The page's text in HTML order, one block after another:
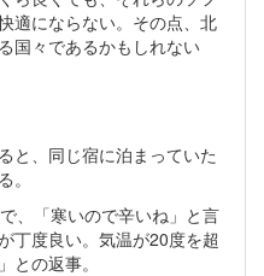
適にならない。その点、北
国々であるかもしれない
と、同じ宿に泊まっていた
。
、「寒いので辛いね」と言
丁度良い。気温が20度を超
との返事。